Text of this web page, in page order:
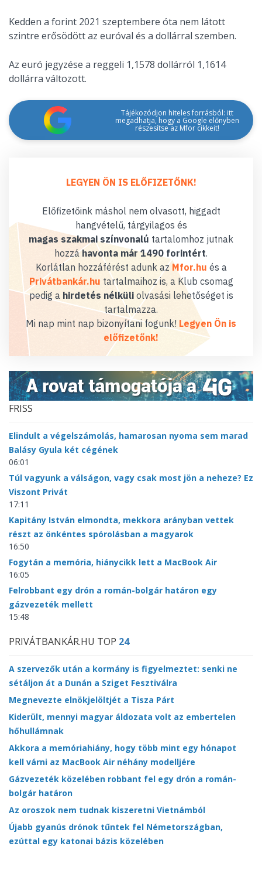
Kedden a forint 2021 szeptembere óta nem látott
szintre erősödött az euróval és a dollárral szemben.
Az euró jegyzése a reggeli 1,1578 dollárról 1,1614
dollárra változott.
Tájékozódjon hiteles forrásból: itt
megadhatja, hogy a Google előnyben
részesítse az Mfor cikkeit!
LEGYEN ÖN IS ELŐFIZETŐNK!
Előfizetőink máshol nem olvasott, higgadt
hangvételű, tárgyilagos és
magas szakmai színvonalú tartalomhoz jutnak
hozzáhavonta már 1490 forintért.
Korlátlan hozzáférést adunk az Mfor.hu és a
Privátbankár.hu tartalmaihoz is, a Klub csomag
pedig a hirdetés nélküliolvasási lehetőséget is
tartalmazza.
Mi nap mint nap bizonyítani fogunk! Legyen Ön is
előfizetőnk!
FRISS
Elindult a végelszámolás, hamarosan nyoma sem marad
Balásy Gyula két cégének
06:01
Túl vagyunk a válságon, vagy csak most jön a neheze? Ez
Viszont Privát
17:11
Kapitány István elmondta, mekkora arányban vettek
részt az önkéntes spórolásban a magyarok
16:50
Fogytán a memória, hiánycikk lett a MacBook Air
16:05
Felrobbant egy drón a román-bolgár határon egy
gázvezeték mellett
15:48
PRIVÁTBANKÁR.HU TOP 24
A szervezők után a kormány is figyelmeztet: senki ne
sétáljon át a Dunán a Sziget Fesztiválra
Megnevezte elnökjelöltjét a Tisza Párt
Kiderült, mennyi magyar áldozata volt az embertelen
hőhullámnak
Akkora a memóriahiány, hogy több mint egy hónapot
kell várni az MacBook Air néhány modelljére
Gázvezeték közelében robbant fel egy drón a román-
bolgár határon
Az oroszok nem tudnak kiszeretni Vietnámból
Újabb gyanús drónok tűntek fel Németországban,
ezúttal egy katonai bázis közelében